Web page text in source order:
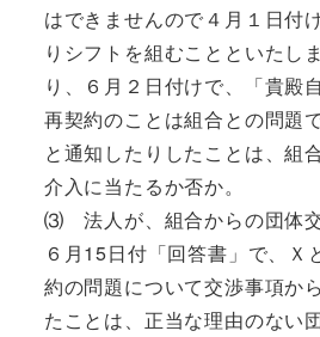
はできませんので４月１日付
りシフトを組むことといたし
り、６月２日付けで、「貴殿
再契約のことは組合との問題
と通知したりしたことは、組
介入に当たるか否か。
⑶ 法人が、組合からの団体交
６月15日付「回答書」で、Ｘ
約の問題について交渉事項か
たことは、正当な理由のない